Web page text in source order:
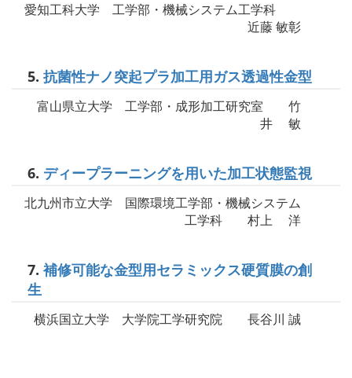
愛知工科大学 工学部・機械システム工学科
近藤 敏彰
5. 抗菌性ナノ突起プラ加工用ガス透過性金型
富山県立大学 工学部・成形加工研究室 竹
井 敏
6. ディープラーニングを用いた加工状態監視
北九州市立大学 国際環境工学部・機械システム
工学科 村上 洋
7. 補修可能な金型用セラミックス硬質膜の創
生
横浜国立大学 大学院工学研究院 長谷川 誠